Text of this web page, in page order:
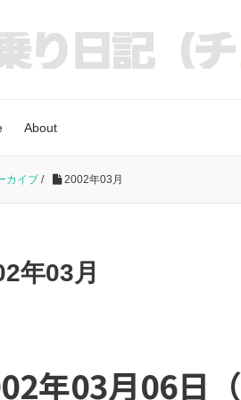
About
カイブ / 2002年03月
年03月
年03月06日